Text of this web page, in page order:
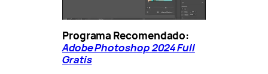
Programa Recomendado:
Adobe Photoshop 2024 Full
Gratis